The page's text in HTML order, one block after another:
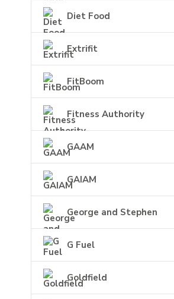
Diet Food
Extrifit
FitBoom
Fitness Authority
GAAM
GAIAM
George and Stephen
G Fuel
Goldfield